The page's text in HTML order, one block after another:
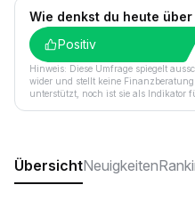
Wie denkst du heute über
Positiv
Hinweis: Diese Umfrage spiegelt
wider und stellt keine
unterstützt, noch ist sie als Indikator
ÜbersichtNeuigkeiten